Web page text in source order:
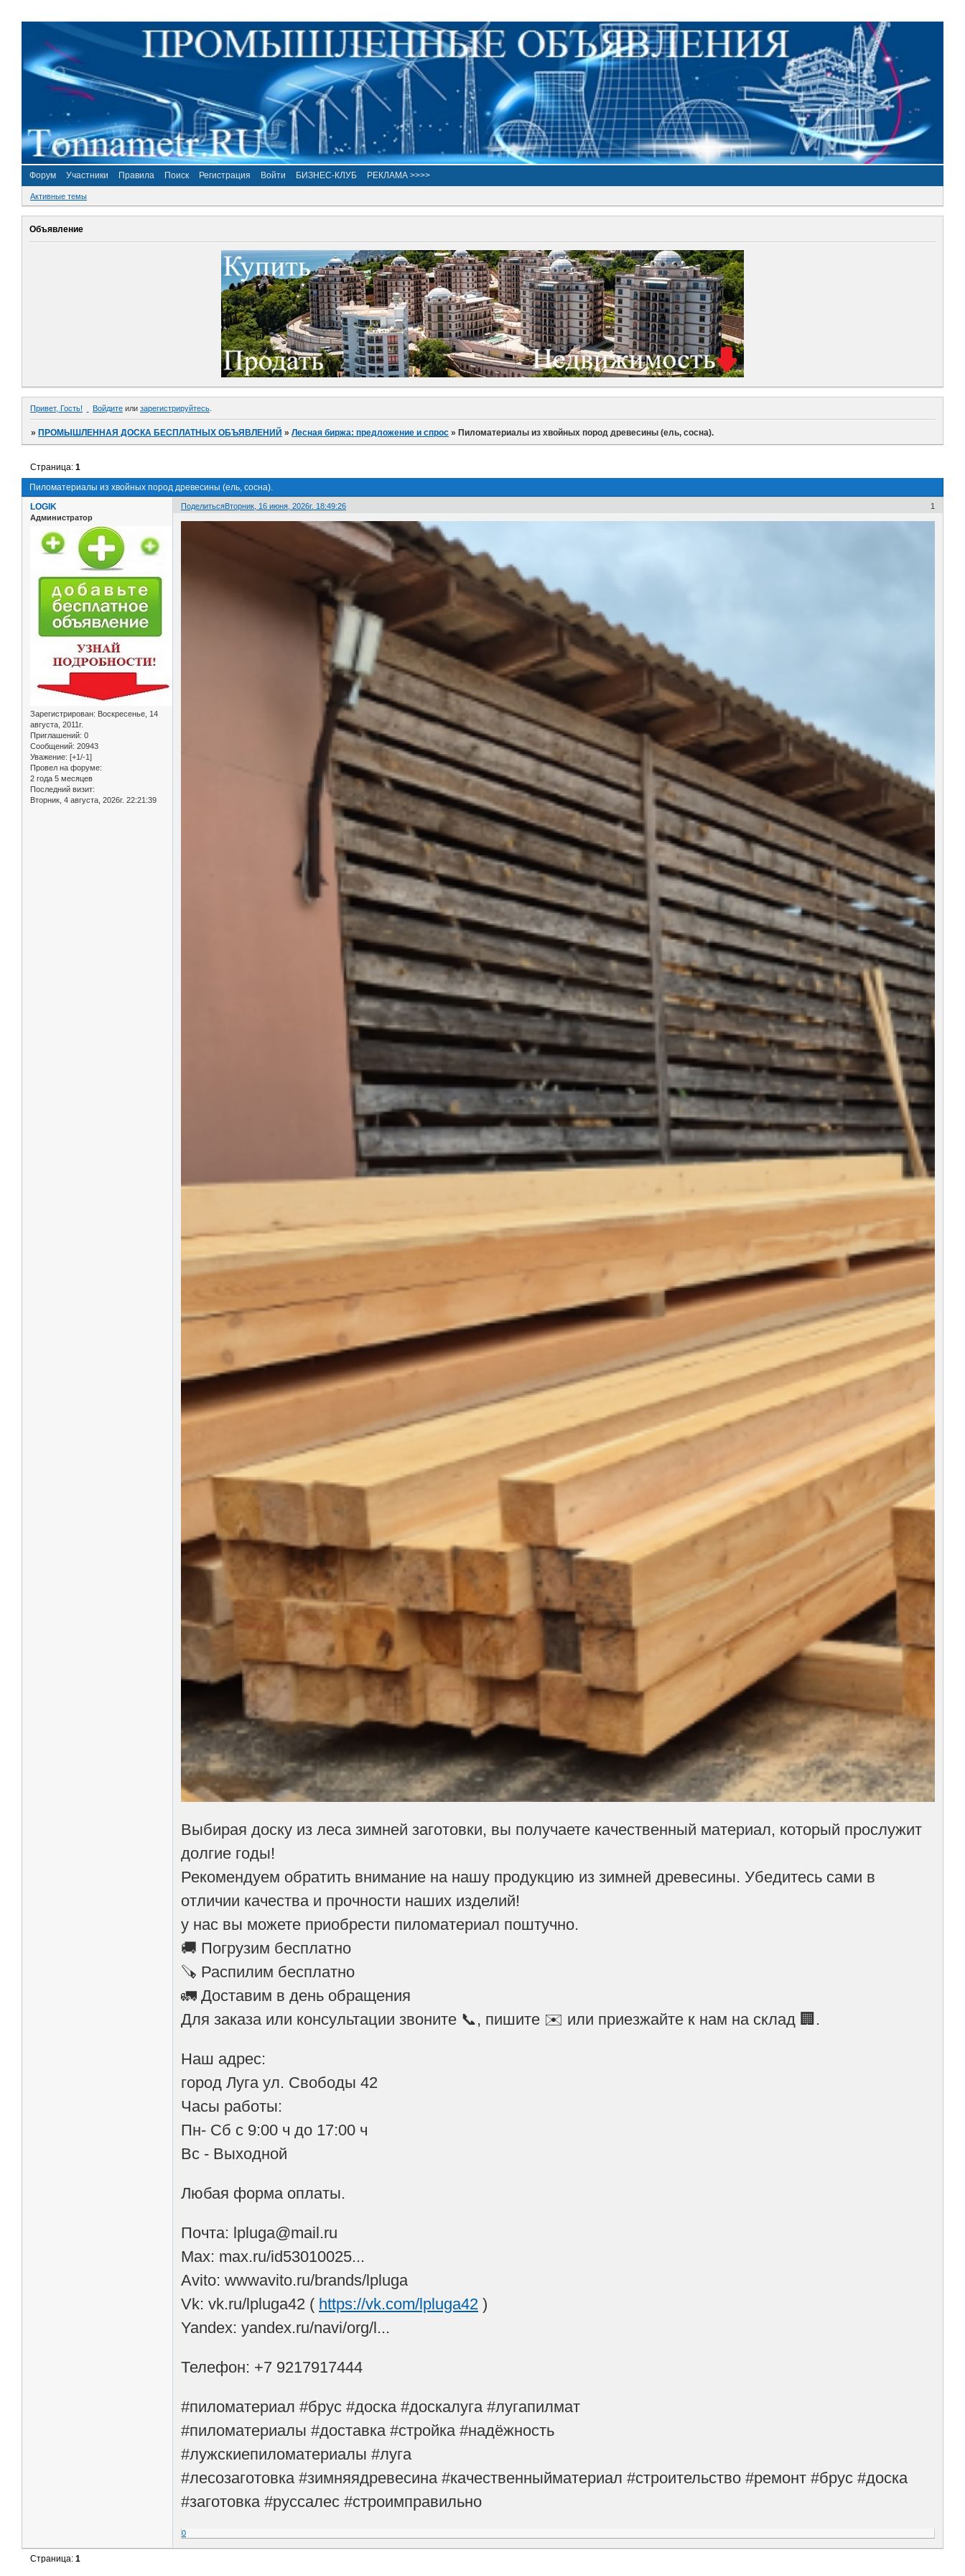
Форум Участники Правила Поиск Регистрация Войти БИЗНЕС-КЛУБ РЕКЛАМА >>>>
Активные темы
Объявление
Привет, Гость! Войдите или зарегистрируйтесь
»ПРОМЫШЛЕННАЯ ДОСКА БЕСПЛАТНЫХ ОБЪЯВЛЕНИЙ »Лесная биржа: предложение и спрос »Пиломатериалы из хвойных пород древесины (ель, сосна).
Пиломатериалы из хвойных пород древесины (ель, сосна).
Страница:1
Поделиться 1
Вторник, 16 июня, 2026г. 18:49:26
LOGIK
Администратор
Зарегистрирован: Воскресенье, 14
августа, 2011г.
Приглашений: 0
Сообщений: 20943
Уважение: [+1/-1]
Провел на форуме:
2 года 5 месяцев
Последний визит:
Вторник, 4 августа, 2026г. 22:21:39
Выбирая доску из леса зимней заготовки, вы получаете качественный материал, который прослужит
долгие годы!
Рекомендуем обратить внимание на нашу продукцию из зимней древесины. Убедитесь сами в
отличии качества и прочности наших изделий!
у нас вы можете приобрести пиломатериал поштучно.
🚚 Погрузим бесплатно
🪚 Распилим бесплатно
🚛 Доставим в день обращения
Для заказа или консультации звоните 📞, пишите ✉️ или приезжайте к нам на склад 🏢.
Наш адрес:
город Луга ул. Свободы 42
Часы работы:
Пн- Сб с 9:00 ч до 17:00 ч
Вс - Выходной
Любая форма оплаты.
Почта: lpluga@mail.ru
Max: max.ru/id53010025...
Avito: wwwavito.ru/brands/lpluga
Vk: vk.ru/lpluga42 ( https://vk.com/lpluga42 )
Yandex: yandex.ru/navi/org/l...
Телефон: +7 9217917444
#пиломатериал #брус #доска #доскалуга #лугапилмат
#пиломатериалы #доставка #стройка #надёжность
#лужскиепиломатериалы #луга
#лесозаготовка #зимняядревесина #качественныйматериал #строительство #ремонт #брус #доска
#заготовка #руссалес #строимправильно
0
Страница:1